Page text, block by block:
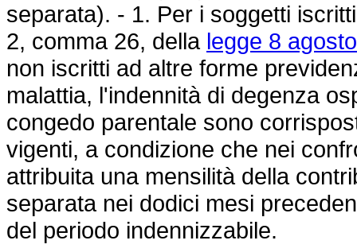
separata). - 1. Per i soggetti
2, comma 26, della legge 8
non iscritti ad altre forme
malattia, l'indennità di degenza
congedo parentale sono
vigenti, a condizione che nei
attribuita una mensilità della
separata nei dodici mesi
del periodo indennizzabile.